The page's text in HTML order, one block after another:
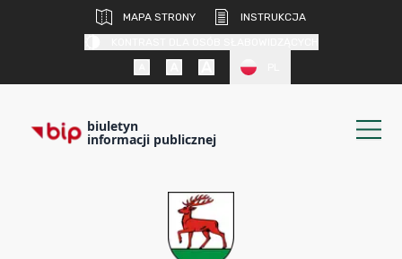
MAPA STRONY
INSTRUKCJA
biuletyn
informacji publicznej